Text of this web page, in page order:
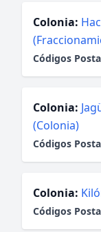
Colonia:
Códigos
Colonia:
(Colonia)
Códigos
Colonia:
Códigos